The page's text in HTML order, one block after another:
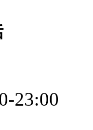
23:00